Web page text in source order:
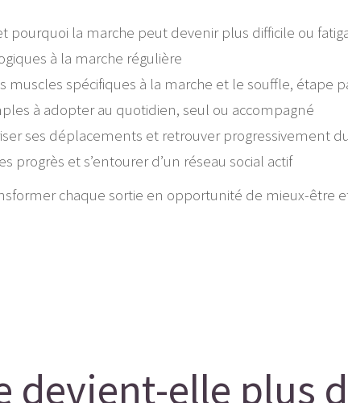
pourquoi la marche peut devenir plus difficile ou
à la marche régulière
spécifiques à la marche et le souffle, étape
à adopter au quotidien, seul ou accompagné
ses déplacements et retrouver progressivement
progrès et s’entourer d’un réseau social actif
chaque sortie en opportunité de mieux-être
devient-elle plus